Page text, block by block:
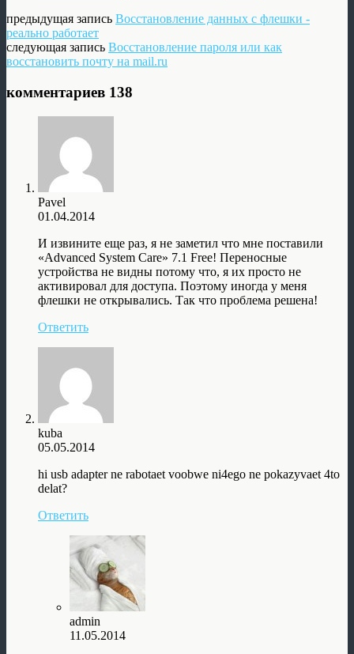
предыдущая запись Восстановление данных с флешки -
реально работает
следующая запись Восстановление пароля или как
восстановить почту на mail.ru
комментариев 138
Pavel
01.04.2014
И извините еще раз, я не заметил что мне поставили
«Advanced System Care» 7.1 Free! Переносные
устройства не видны потому что, я их просто не
активировал для доступа. Поэтому иногда у меня
флешки не открывались. Так что проблема решена!
Ответить
kuba
05.05.2014
hi usb adapter ne rabotaet voobwe ni4ego ne pokazyvaet 4to
delat?
Ответить
admin
11.05.2014